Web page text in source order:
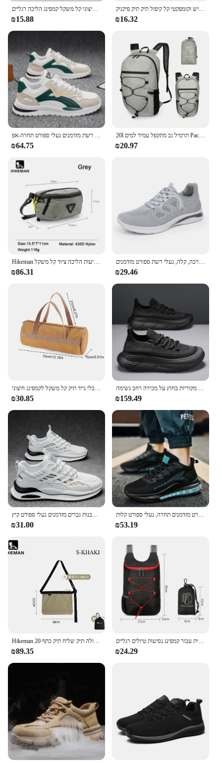
תיק גב הסוואה תיק כושר נסיעות ספורט שק חיצוני קל משקל קמפינג הליכה רגליים
₪15.88
קיבולת גדולה עמיד למים נוחה ויבש גמיש וקומפקטי קל קיפול תיק תיק פיקניק
₪16.32
נעלי ריצה קלות משקל אוללן לגברים 2024 מעצב רשת מזדמנים נעלי ספורט תחרה-אפ
₪64.75
20l תרמיל גב מתקפל עמיד למים Pack עבור נשים גברים קיבולת גדולה טיולים רגליים
₪20.97
Hikeman המותניים תיק ספורט ספורט מטפס הרים אופניים תיק נייד תיק הרחבה חבילת נסיעות הליכה ציוד קל משקל
₪86.31
קיץ לגברים ולהחליק נוח, נשימה, הבלעדית רכה, קלה, נעלי רשת ספורט מזדמנים
₪29.46
כלי קמפינג תיק אחסון גדול קיבולת גדולה גליל אוהל תיק כף יד כלי נייד תיק קל משקל לקמפינג חיצוני
₪30.85
נעלי גברים נעלי ספורט קלות לגברים משקל גברים מזדמנים של פלטפורמה רשת עבה מגמה 2024 עסקאות מקוריות בחוץ על מכירה רחב נשימה
₪159.49
נעלי ספורט לגברים 2024 אופנה קלות ללבוש עמיד ללבוש נעליים לבנות גברים מזדמנים נעלי ספורט קיץ
₪31.00
נעלי ריצה לגברים, נעלי ספורט מזדמנים תחרה, נעלי ספורט קלות
₪53.19
Hikeman חיצונית תיק הליכה רגליים משקל ארוך קיבולת גדולה תיק שליח תיק כתף 20d עמיד למים טיפוס הרים
₪89.35
תיק גב קיפול חיצוני צפיפות גבוהה משקל ניילון עמיד למים בד ניילון ספורט שקית רב תכליתית עבור קמפינג נסיעות טיולים רגליים
₪24.29